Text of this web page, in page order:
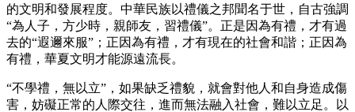
的文明和發展程度。中華民族以禮儀之邦聞名于世，自古強調
“為人子，方少時，親師友，習禮儀”。正是因為有禮，才有過
去的“遐邇來服”；正因為有禮，才有現在的社會和諧；正因為
有禮，華夏文明才能源遠流長。
“不學禮，無以立”，如果缺乏禮貌，就會對他人和自身造成傷
害，妨礙正常的人際交往，進而無法融入社會，難以立足。以